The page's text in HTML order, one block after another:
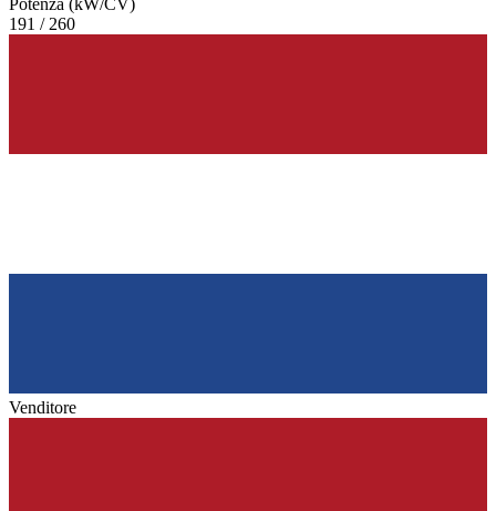
Potenza (kW/CV)
191 / 260
Venditore